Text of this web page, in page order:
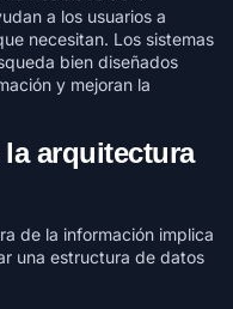
a los usuarios a
necesitan. Los sistemas
bien diseñados
y mejoran la
arquitectura
de la información implica
una estructura de datos